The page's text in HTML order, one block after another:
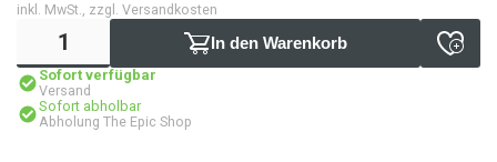
inkl. MwSt., zzgl. Versandkosten
In den Warenkorb
Sofort verfügbar
Versand
Sofort abholbar
Abholung The Epic Shop